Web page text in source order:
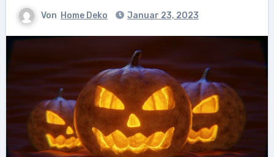
Von Home Deko Januar 23, 2023